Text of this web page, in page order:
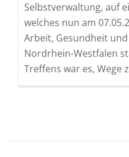
Selbstverwaltung, auf
welches nun am
Arbeit, Gesundheit und
Nordrhein-Westfalen
Treffens war es, Wege